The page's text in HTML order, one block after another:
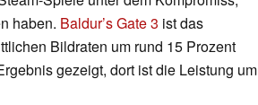
haben. Baldur’s Gate 3 ist das
Bildraten um rund 15 Prozent
gezeigt, dort ist die Leistung um